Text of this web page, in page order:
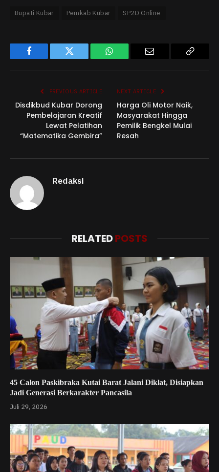
Bupati Kubar Pemkab Kubar SP2D Online
Facebook Twitter WhatsApp
PREVIOUS ARTICLE
Disdikbud Kubar Dorong
Pembelajaran Kreatif
Lewat Pelatihan
“Matematika Gembira”
NEXT ARTICLE
Harga Oli Motor Naik,
Masyarakat Hingga
Pemilik Bengkel Mulai
Resah
Redaksi
RELATEDPOSTS
45 Calon Paskibraka Kutai Barat Jalani Diklat, Disiapkan
Jadi Generasi Berkarakter Pancasila
Juli 29, 2026